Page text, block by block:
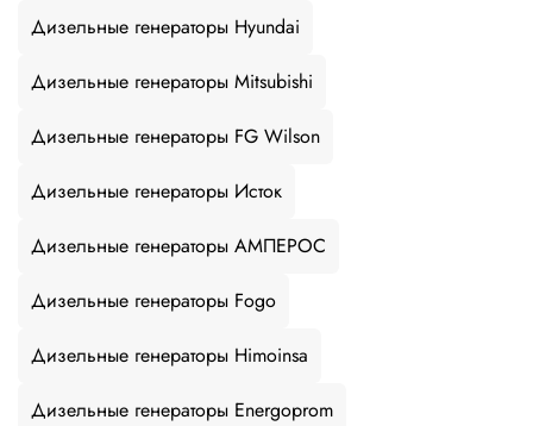
Дизельные генераторы Hyundai
Дизельные генераторы Mitsubishi
Дизельные генераторы FG Wilson
Дизельные генераторы Исток
Дизельные генераторы АМПЕРОС
Дизельные генераторы Fogo
Дизельные генераторы Himoinsa
Дизельные генераторы Energoprom